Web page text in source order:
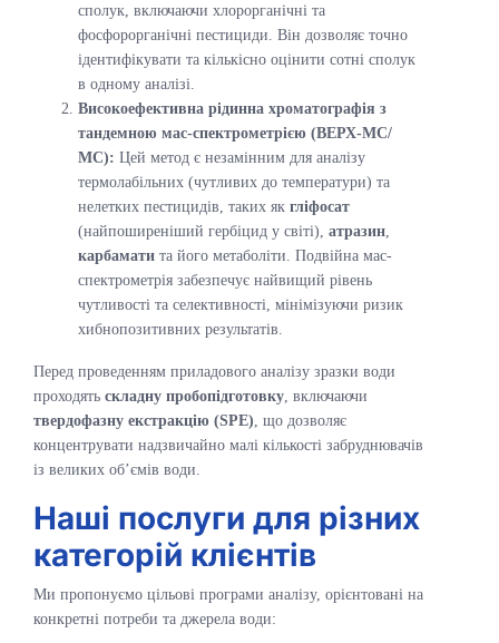
сполук, включаючи хлорорганічні та
фосфорорганічні пестициди. Він дозволяє точно
ідентифікувати та кількісно оцінити сотні сполук
в одному аналізі.
Високоефективна рідинна хроматографія з
тандемною мас-спектрометрією (ВЕРХ-МС/
МС): Цей метод є незамінним для аналізу
термолабільних (чутливих до температури) та
нелетких пестицидів, таких як гліфосат
(найпоширеніший гербіцид у світі), атразин
карбамати та його метаболіти. Подвійна мас-
спектрометрія забезпечує найвищий рівень
чутливості та селективності, мінімізуючи ризик
хибнопозитивних результатів.
Перед проведенням приладового аналізу зразки води
проходять складну пробопідготовку , включаючи
твердофазну екстракцію (SPE) , що дозволяє
концентрувати надзвичайно малі кількості забруднювачів
із великих об’ємів води.
Наші послуги для різних
категорій клієнтів
Ми пропонуємо цільові програми аналізу, орієнтовані на
конкретні потреби та джерела води: